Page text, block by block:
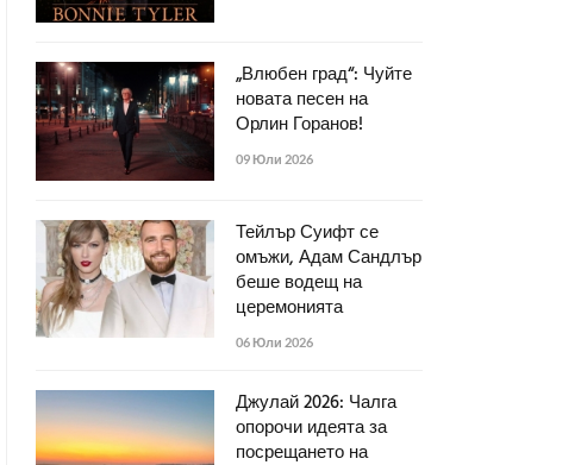
„Влюбен град“: Чуйте
новата песен на
Орлин Горанов!
09 Юли 2026
Тейлър Суифт се
омъжи, Адам Сандлър
беше водещ на
церемонията
06 Юли 2026
Джулай 2026: Чалга
опорочи идеята за
посрещането на